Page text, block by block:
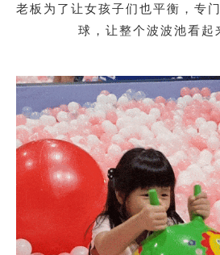
老板为了让女孩子们也平衡，专
球，让整个波波池看起